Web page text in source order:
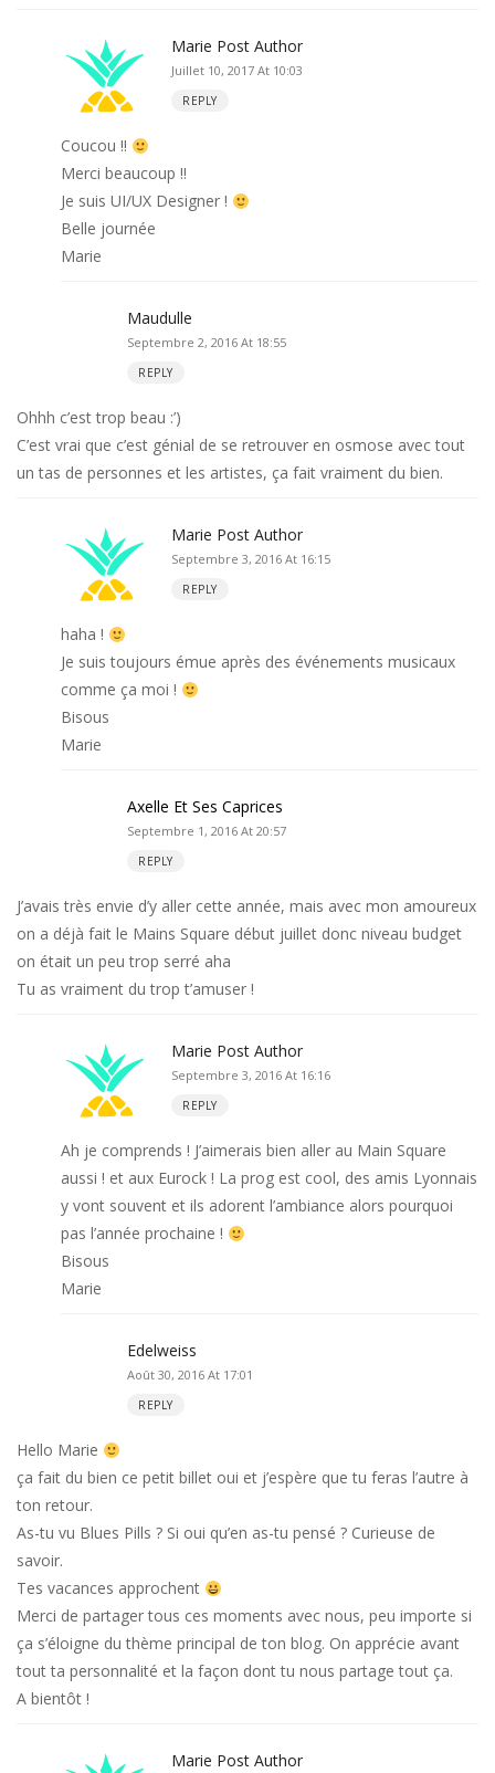
Marie Post Author
Juillet 10, 2017 At 10:03
REPLY
Coucou !!
Merci beaucoup !!
Je suis UI/UX Designer !
Belle journée
Marie
Maudulle
Septembre 2, 2016 At 18:55
REPLY
Ohhh c’est trop beau :’)
C’est vrai que c’est génial de se retrouver en osmose avec tout
un tas de personnes et les artistes, ça fait vraiment du bien.
Marie Post Author
Septembre 3, 2016 At 16:15
REPLY
haha !
Je suis toujours émue après des événements musicaux
comme ça moi !
Bisous
Marie
Axelle Et Ses Caprices
Septembre 1, 2016 At 20:57
REPLY
J’avais très envie d’y aller cette année, mais avec mon amoureux
on a déjà fait le Mains Square début juillet donc niveau budget
on était un peu trop serré aha
Tu as vraiment du trop t’amuser !
Marie Post Author
Septembre 3, 2016 At 16:16
REPLY
Ah je comprends ! J’aimerais bien aller au Main Square
aussi ! et aux Eurock ! La prog est cool, des amis Lyonnais
y vont souvent et ils adorent l’ambiance alors pourquoi
pas l’année prochaine !
Bisous
Marie
Edelweiss
Août 30, 2016 At 17:01
REPLY
Hello Marie
ça fait du bien ce petit billet oui et j’espère que tu feras l’autre à
ton retour.
As-tu vu Blues Pills ? Si oui qu’en as-tu pensé ? Curieuse de
savoir.
Tes vacances approchent
Merci de partager tous ces moments avec nous, peu importe si
ça s’éloigne du thème principal de ton blog. On apprécie avant
tout ta personnalité et la façon dont tu nous partage tout ça.
A bientôt !
Marie Post Author